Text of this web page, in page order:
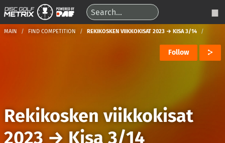
MAIN FIND COMPETITION REKIKOSKEN VIIKKOKISAT 2023 → KISA 3/14
Follow
Rekikosken viikkokisat
2023 → Kisa 3/14